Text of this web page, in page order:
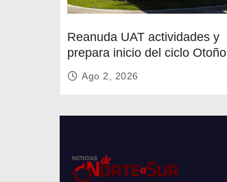
a
s
Reanuda UAT actividades y
prepara inicio del ciclo Otoño
2026
Ago 2, 2026